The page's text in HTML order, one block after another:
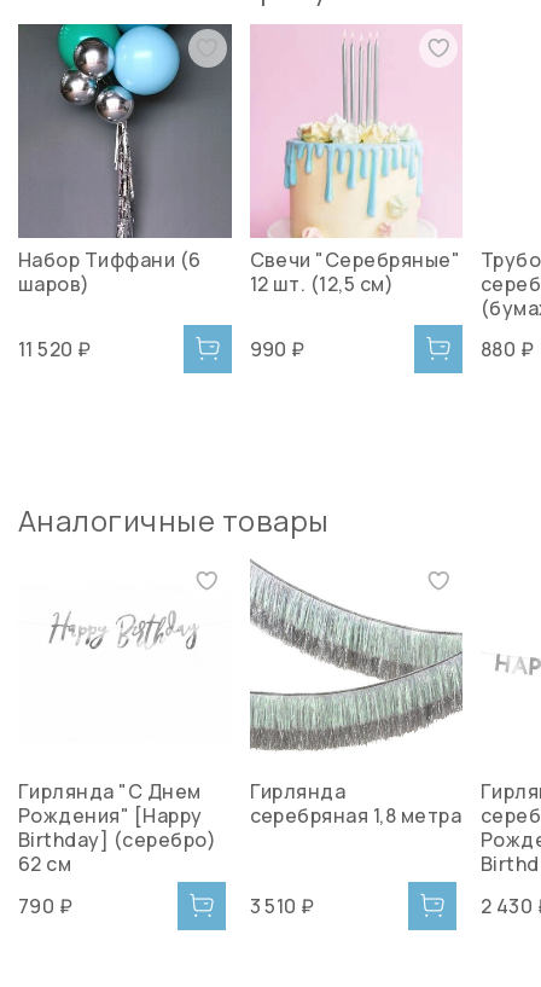
Набор Тиффани (6
шаров)
11 520 ₽
Свечи "Серебряные"
12 шт. (12,5 см)
990 ₽
880 ₽
Аналогичные товары
Гирлянда "С Днем
Рождения" [Happy
Birthday] (серебро)
62 см
790 ₽
Гирлянда
серебряная 1,8 метра
3 510 ₽
2 430